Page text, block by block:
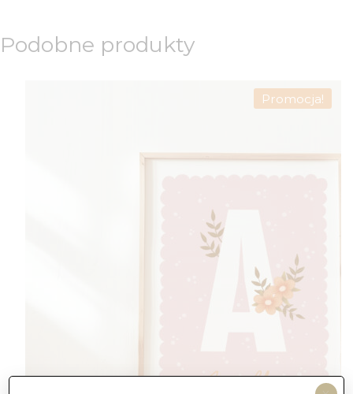
Podobne produkty
Promocja!